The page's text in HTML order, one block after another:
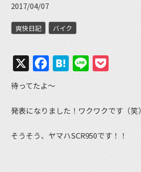
2017/04/07
爽快日記 バイク
X Facebook
Hatena
Line
待ってたよ〜
発表になりました！ワクワクです（笑）
そうそう、ヤマハSCR950です！！